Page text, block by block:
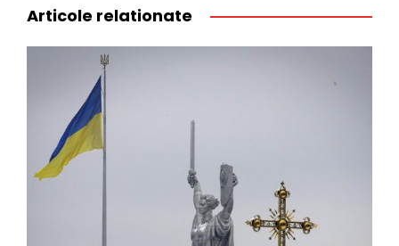
Articole relationate